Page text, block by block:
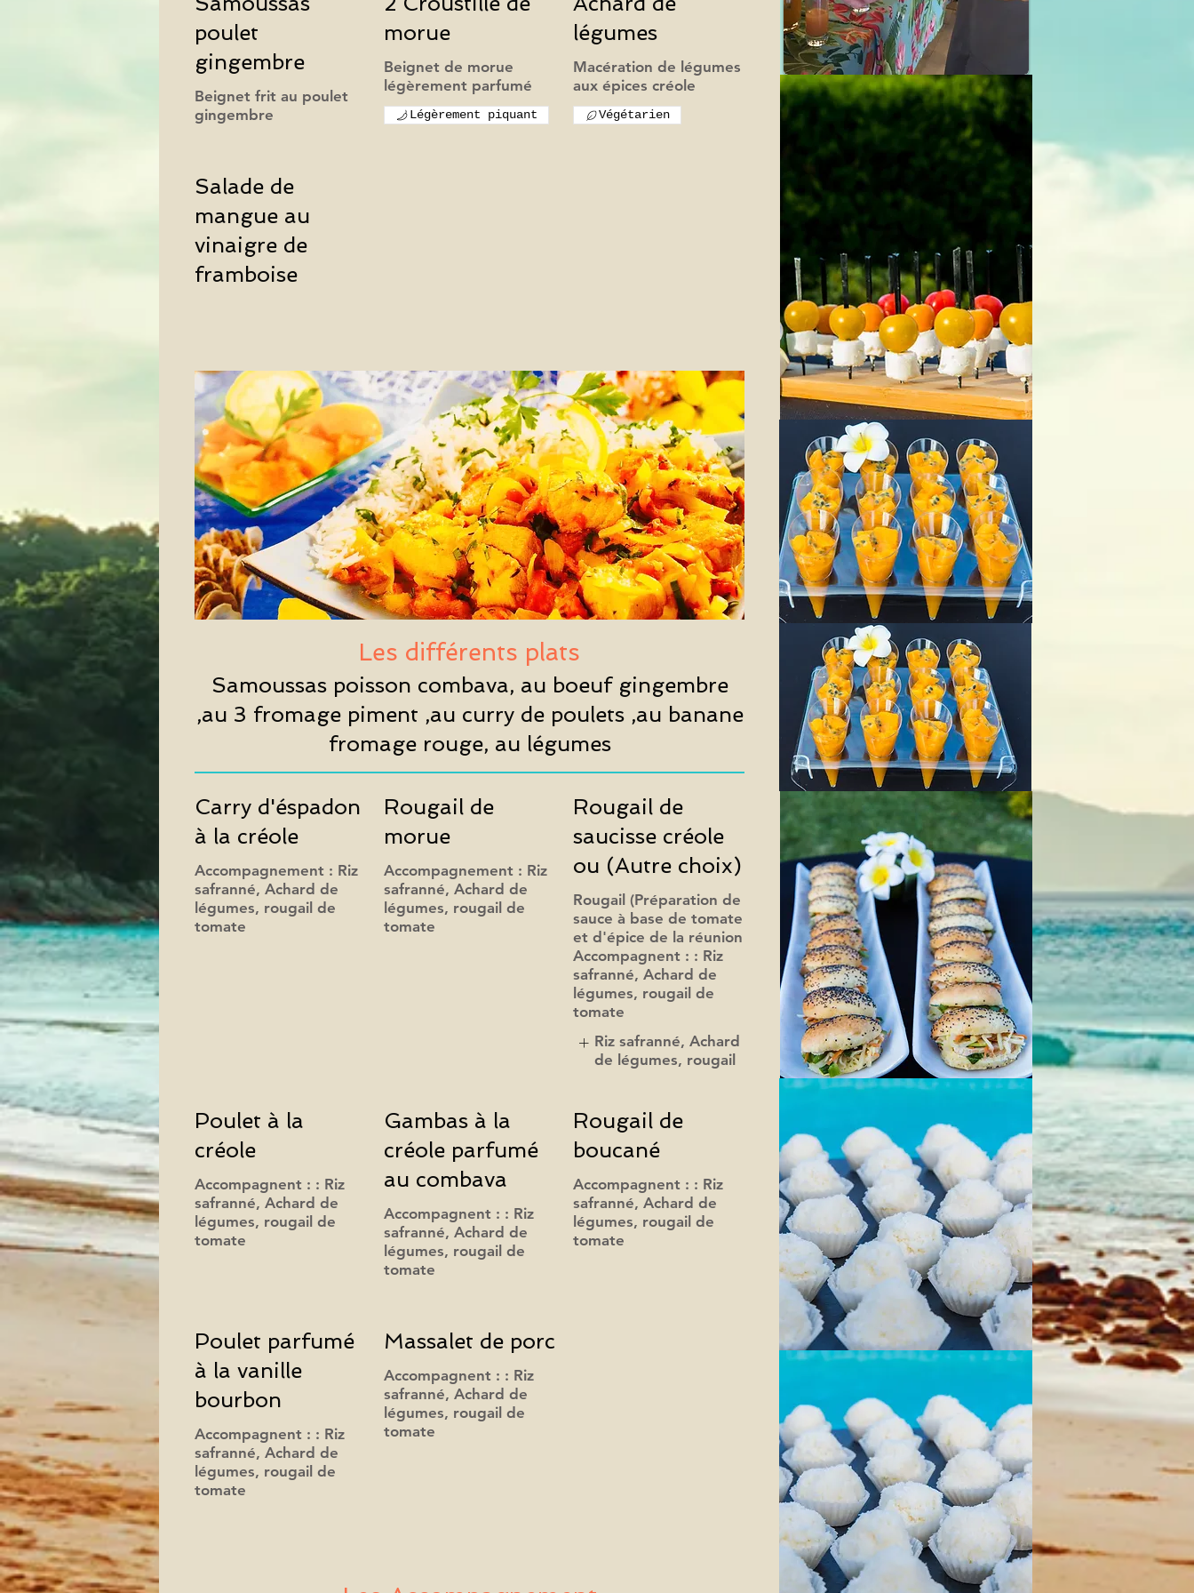
L'évènementiel sous le soleil
poulet
gingembre
Beignet frit au poulet
morue
Beignet de morue
Légèrement piquant
légumes
Macération de légumes
aux épices créole
Végétarien
Salade de
mangue au
vinaigre de
framboise
Les différents plats
Samoussas poisson combava, au boeuf gingembre
,au 3 fromage piment ,au curry de poulets ,au banane
fromage rouge, au légumes
Carry d'éspadon
à la créole
Accompagnement : Riz
safranné, Achard de
légumes, rougail de
tomate
Rougail de
morue
Accompagnement : Riz
safranné, Achard de
légumes, rougail de
tomate
Rougail de
saucisse créole
ou (Autre choix)
Rougail (Préparation de
sauce à base de tomate
et d'épice de la réunion
Accompagnent : : Riz
safranné, Achard de
légumes, rougail de
tomate
Riz safranné, Achard
de légumes, rougail
Poulet à la
créole
Accompagnent : : Riz
safranné, Achard de
légumes, rougail de
tomate
Gambas à la
créole parfumé
au combava
Accompagnent : : Riz
safranné, Achard de
légumes, rougail de
tomate
Rougail de
boucané
Accompagnent : : Riz
safranné, Achard de
légumes, rougail de
tomate
Poulet parfumé
à la vanille
bourbon
Accompagnent : : Riz
safranné, Achard de
légumes, rougail de
tomate
Massalet de porc
Accompagnent : : Riz
safranné, Achard de
légumes, rougail de
tomate